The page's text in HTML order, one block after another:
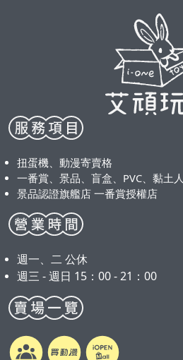
扭蛋機、動漫寄賣格
一番賞、景品、盲盒、PVC、黏土人
景品認證旗艦店 一番賞授權店
週一、二 公休
週三 - 週日 15：00 - 21：00